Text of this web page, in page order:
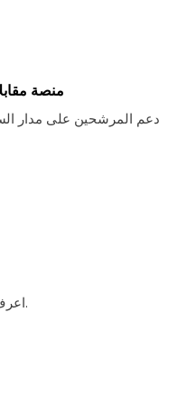
منصة
دعم المرشحين على مدار
اعرف ما ستدفعه قبل أن تقوم بالتسجيل.